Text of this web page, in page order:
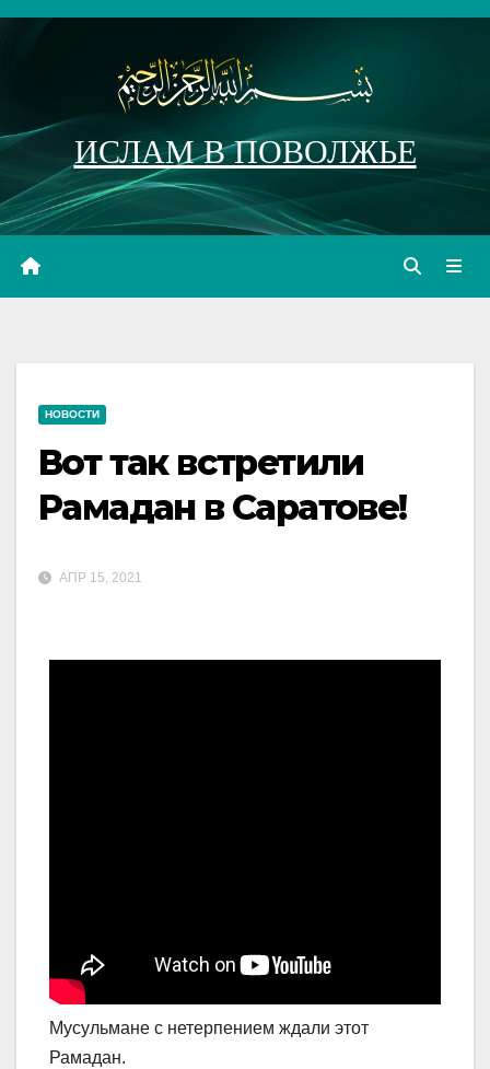
Перейти
ИСЛАМ В ПОВОЛЖЬЕ
НОВОСТИ
Вот так встретили
Рамадан в Саратове!
АПР 15, 2021
Мусульмане с нетерпением ждали этот
Рамадан.